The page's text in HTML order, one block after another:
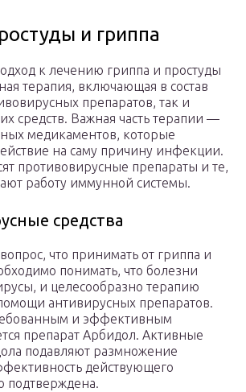
и гриппа
к лечению гриппа и простуды
терапия, включающая в состав
препаратов, так и
средств. Важная часть терапии —
медикаментов, которые
на саму причину инфекции.
противовирусные препараты и те,
работу иммунной системы.
средства
что принимать от гриппа и
понимать, что болезни
и целесообразно терапию
антивирусных препаратов.
и эффективным
препарат Арбидол. Активные
подавляют размножение
действующего
подтверждена.